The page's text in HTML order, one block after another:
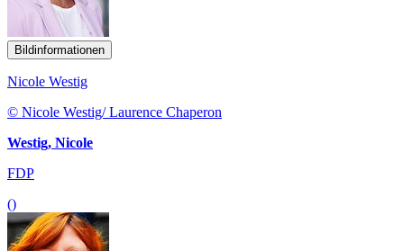
Bildinformationen
Nicole Westig
© Nicole Westig/ Laurence Chaperon
Westig, Nicole
FDP
()